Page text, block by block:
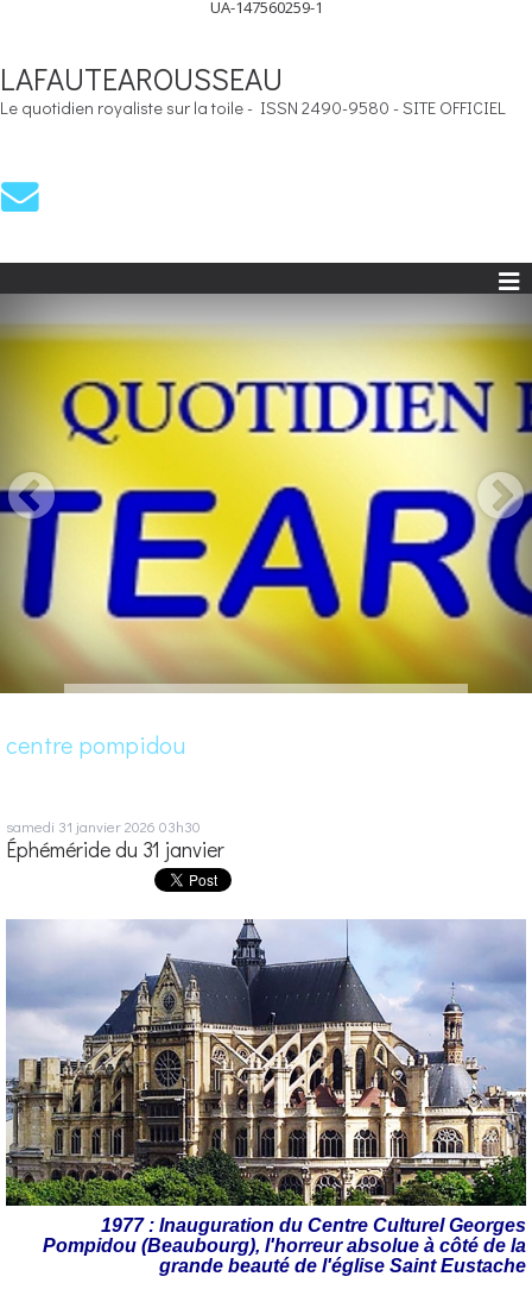
UA-147560259-1
LAFAUTEAROUSSEAU
Le quotidien royaliste sur la toile - ISSN 2490-9580 - SITE OFFICIEL
centre pompidou
samedi 31 janvier 2026 03h30
Éphéméride du 31 janvier
1977 : Inauguration du Centre Culturel Georges
Pompidou (Beaubourg), l'horreur absolue à côté de la
grande beauté de l'église Saint Eustache